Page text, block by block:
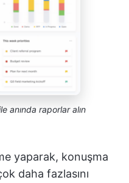
anında raporlar alın
yaparak, konuşma
daha fazlasını